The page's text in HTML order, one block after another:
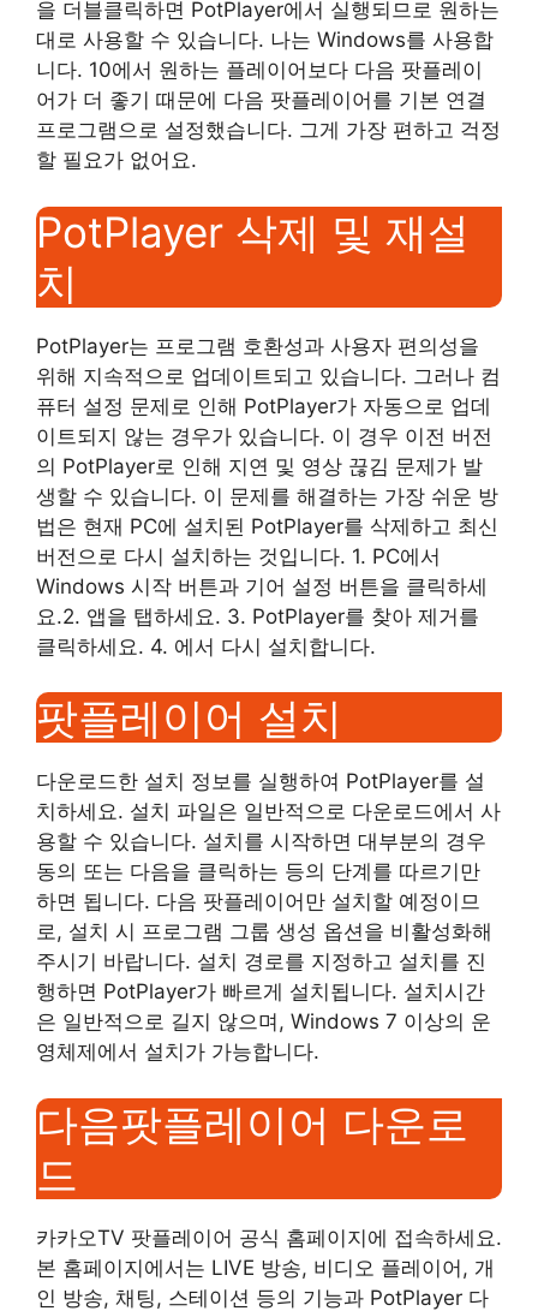
을 더블클릭하면 PotPlayer에서 실행되므로 원하는
대로 사용할 수 있습니다. 나는 Windows를 사용합
니다. 10에서 원하는 플레이어보다 다음 팟플레이
어가 더 좋기 때문에 다음 팟플레이어를 기본 연결
프로그램으로 설정했습니다. 그게 가장 편하고 걱정
할 필요가 없어요.
PotPlayer 삭제 및 재설
치
PotPlayer는 프로그램 호환성과 사용자 편의성을
위해 지속적으로 업데이트되고 있습니다. 그러나 컴
퓨터 설정 문제로 인해 PotPlayer가 자동으로 업데
이트되지 않는 경우가 있습니다. 이 경우 이전 버전
의 PotPlayer로 인해 지연 및 영상 끊김 문제가 발
생할 수 있습니다. 이 문제를 해결하는 가장 쉬운 방
법은 현재 PC에 설치된 PotPlayer를 삭제하고 최신
버전으로 다시 설치하는 것입니다. 1. PC에서
Windows 시작 버튼과 기어 설정 버튼을 클릭하세
요.2. 앱을 탭하세요. 3. PotPlayer를 찾아 제거를
클릭하세요. 4. 에서 다시 설치합니다.
팟플레이어 설치
다운로드한 설치 정보를 실행하여 PotPlayer를 설
치하세요. 설치 파일은 일반적으로 다운로드에서 사
용할 수 있습니다. 설치를 시작하면 대부분의 경우
동의 또는 다음을 클릭하는 등의 단계를 따르기만
하면 됩니다. 다음 팟플레이어만 설치할 예정이므
로, 설치 시 프로그램 그룹 생성 옵션을 비활성화해
주시기 바랍니다. 설치 경로를 지정하고 설치를 진
행하면 PotPlayer가 빠르게 설치됩니다. 설치시간
은 일반적으로 길지 않으며, Windows 7 이상의 운
영체제에서 설치가 가능합니다.
다음팟플레이어 다운로
드
카카오TV 팟플레이어 공식 홈페이지에 접속하세요.
본 홈페이지에서는 LIVE 방송, 비디오 플레이어, 개
인 방송, 채팅, 스테이션 등의 기능과 PotPlayer 다